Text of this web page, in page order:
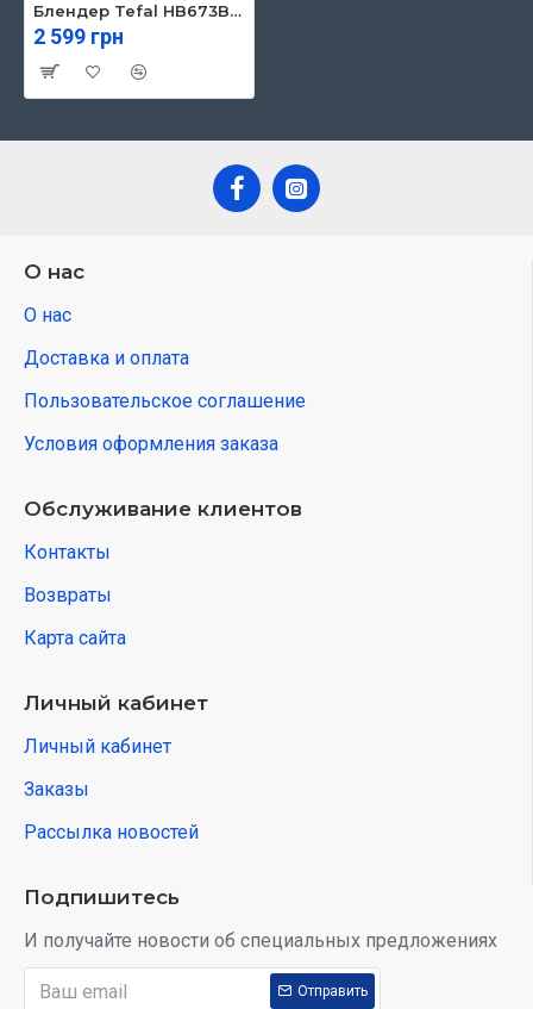
Блендер Tefal HB673B30
2 599 грн
О нас
О нас
Доставка и оплата
Пользовательское соглашение
Условия оформления заказа
Обслуживание клиентов
Контакты
Возвраты
Карта сайта
Личный кабинет
Личный кабинет
Заказы
Рассылка новостей
Подпишитесь
И получайте новости об специальных предложениях
Отправить